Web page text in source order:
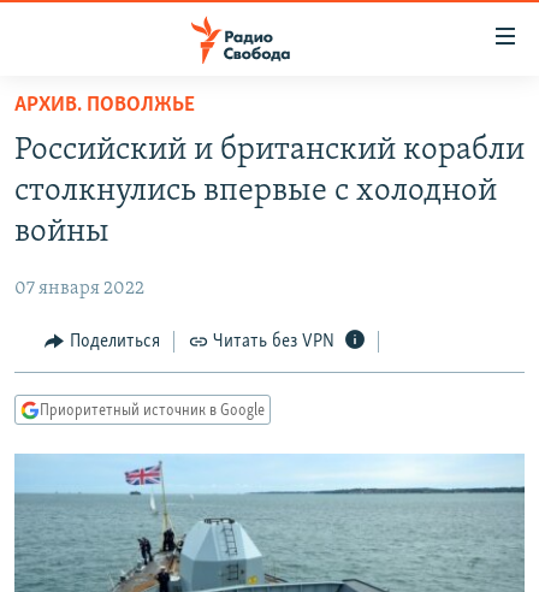
упрощенного
доступа
основному
Вернутся
Вернутся
АВТОРСКИЕ ПРОЕКТЫ
МНЕНИЯ
КУЛЬТУРА
КАВКАЗ.РЕАЛИИ
СЕВЕР.РЕАЛИИ
СИБИРЬ.РЕАЛИИ
РАСПИСАНИЕ ВЕЩАНИЯ
АРХИВ. ПОВОЛЖЬЕ
Российский и британский корабли
столкнулись впервые с холодной
войны
07 января 2022
Поделиться Читать без VPN
Приоритетный источник в Google